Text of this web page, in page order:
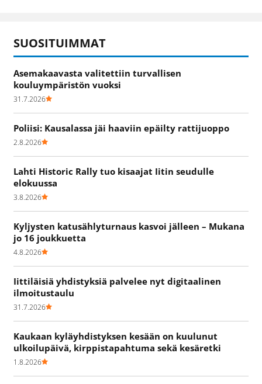
SUOSITUIMMAT
Asemakaavasta valitettiin turvallisen
kouluympäristön vuoksi
31.7.2026
Poliisi: Kausalassa jäi haaviin epäilty rattijuoppo
2.8.2026
Lahti Historic Rally tuo kisaajat Iitin seudulle
elokuussa
3.8.2026
Kyljysten katusählyturnaus kasvoi jälleen – Mukana
jo 16 joukkuetta
4.8.2026
Iittiläisiä yhdistyksiä palvelee nyt digitaalinen
ilmoitustaulu
31.7.2026
Kaukaan kyläyhdistyksen kesään on kuulunut
ulkoilupäivä, kirppistapahtuma sekä kesäretki
1.8.2026